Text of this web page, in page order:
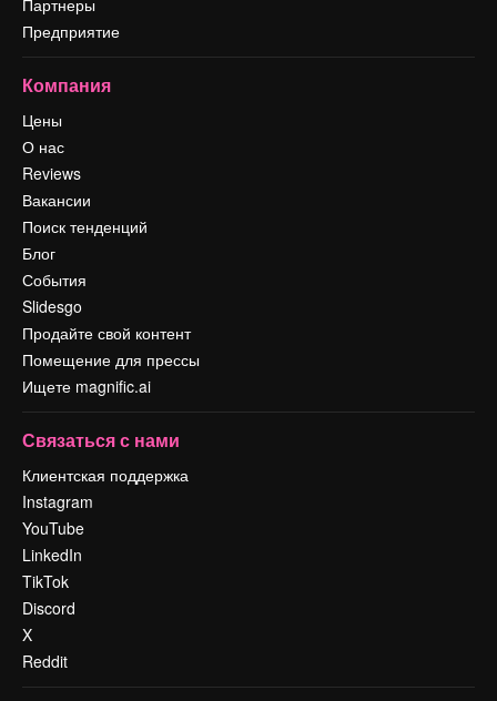
Предприятие
Компания
Цены
О нас
Reviews
Вакансии
Поиск тенденций
Блог
События
Slidesgo
Продайте свой контент
Помещение для прессы
Ищете magnific.ai
Связаться с нами
Клиентская поддержка
Instagram
YouTube
LinkedIn
TikTok
Discord
X
Reddit